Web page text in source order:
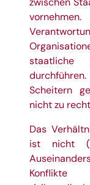
staatliche
Scheitern
nicht zu
Das
ist nicht
Konflikte